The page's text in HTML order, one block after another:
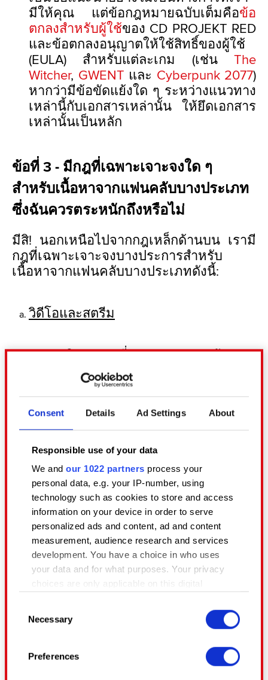
Consent Details Ad Settings About
Responsible use of your data
We andour 1022 partners process your
personal data, e.g. your IP-number, using
technology such as cookies to store and access
information on your device in order to serve
personalized ads and content, ad and content
measurement, audience research and services
development. You have a choice in who uses
your data and for what purposes. Your privacy
choices are only applicable on this digital
You can change or withdraw your consent any
time from the Cookie Declaration or by clicking
Selection
Necessary
Preferences
มีให้คุณ แต่ข้อกฎหมายฉบับเต็มคือข้อ
ตกลงสำหรับผู้ใช้ของ CD PROJEKT RED
และข้อตกลงอนุญาตให้ใช้สิทธิ์ของผู้ใช้
(EULA) สำหรับแต่ละเกม (เช่น The
Witcher, GWENT และ Cyberpunk 2077)
หากว่ามีข้อขัดแย้งใด ๆ ระหว่างแนวทาง
เหล่านี้กับเอกสารเหล่านั้น ให้ยึดเอกสาร
เหล่านั้นเป็นหลัก
ข้อที่ 3 - มีกฎที่เฉพาะเจาะจงใด ๆ
สำหรับเนื้อหาจากแฟนคลับบางประเภท
ซึ่งฉันควรตระหนักถึงหรือไม่
มีสิ! นอกเหนือไปจากกฎเหล็กด้านบน เรามี
กฎที่เฉพาะเจาะจงบางประการสำหรับ
เนื้อหาจากแฟนคลับบางประเภทดังนี้:
วิดีโอและสตรีม
เราคิดว่าการที่ชุมชนของเราสร้าง
วิดีโอการเล่นเกม, บทสรุปเกม, วิดีโอ
Let’s Play, คู่มือแนะนำความสำเร็จ
เป็นเรื่องที่ยอดเยี่ยมมาก! เราส่งเสริม
ให้ทุกคนสร้างวิดีโอโดยใช้เนื้อหาจาก
เกมของเรา เช่นเดียวกันกับการเผย
แพร่สตรีมสดเกมของเราออกสู่
สาธารณะ ไม่ต้องเกรงใจที่จะเผยแพร่
เนื้อหาจากแฟนคลับของคุณบน
YouTube, Twitch และเว็บไซต์สำหรับ
การแชร์วิดีโออื่น ๆ
เราไม่มีปัญหากับการสร้างรายได้จาก
วิดีโอและสตรีมผ่านทางโปรแกรม
(รวมถึงโปรแกรมของเว็บไซต์สำหรับ
การแชร์วิดีโอ/สตรีมอื่น ๆ ที่คล้ายคลึง
กัน) แต่ทั้งนี้ห้ามจำกัดการเข้าถึง
เนื้อหาเหล่านั้นด้วยการเรียกเก็บเงิน